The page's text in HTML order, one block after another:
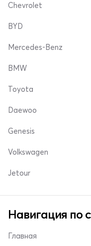
Chevrolet
BYD
Mercedes-Benz
BMW
Toyota
Daewoo
Genesis
Volkswagen
Jetour
Навигация по
Главная